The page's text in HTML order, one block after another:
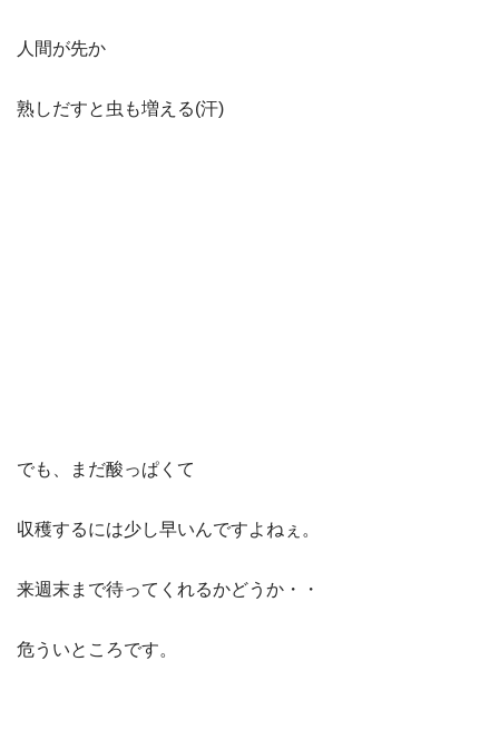
人間が先か
熟しだすと虫も増える(汗)
でも、まだ酸っぱくて
収穫するには少し早いんですよねぇ。
来週末まで待ってくれるかどうか・・
危ういところです。